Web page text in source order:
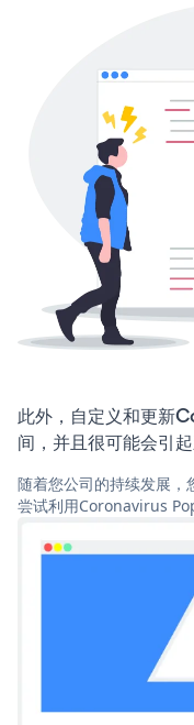
此外，自定义和更新
间，并且很可能会引
随着您公司的持续发展，
尝试利用Coronavirus